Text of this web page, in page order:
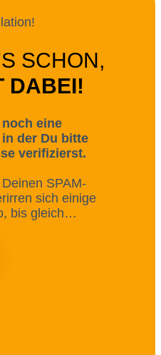
SCHON,
DABEI!
eine
der Du bitte
verifizierst.
SPAM-
sich einige
bis gleich…